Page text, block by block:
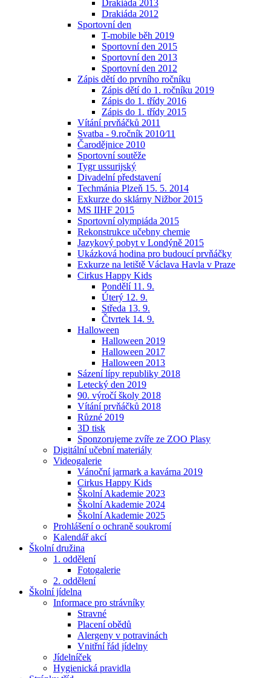
Drakiáda 2013
Drakiáda 2012
Sportovní den
T-mobile běh 2019
Sportovní den 2015
Sportovní den 2013
Sportovní den 2012
Zápis dětí do prvního ročníku
Zápis dětí do 1. ročníku 2019
Zápis do 1. třídy 2016
Zápis do 1. třídy 2015
Vítání prvňáčků 2011
Svatba - 9.ročník 2010⁄11
Čarodějnice 2010
Sportovní soutěže
Tygr ussurijský
Divadelní představení
Techmánia Plzeň 15. 5. 2014
Exkurze do sklárny Nižbor 2015
MS IIHF 2015
Sportovní olympiáda 2015
Rekonstrukce učebny chemie
Jazykový pobyt v Londýně 2015
Ukázková hodina pro budoucí prvňáčky
Exkurze na letiště Václava Havla v Praze
Cirkus Happy Kids
Pondělí 11. 9.
Úterý 12. 9.
Středa 13. 9.
Čtvrtek 14. 9.
Halloween
Halloween 2019
Halloween 2017
Halloween 2013
Sázení lípy republiky 2018
Letecký den 2019
90. výročí školy 2018
Vítání prvňáčků 2018
Různé 2019
3D tisk
Sponzorujeme zvíře ze ZOO Plasy
Digitální učební materiály
Videogalerie
Vánoční jarmark a kavárna 2019
Cirkus Happy Kids
Školní Akademie 2023
Školní Akademie 2024
Školní Akademie 2025
Prohlášení o ochraně soukromí
Kalendář akcí
Školní družina
1. oddělení
Fotogalerie
2. oddělení
Školní jídelna
Informace pro strávníky
Stravné
Placení obědů
Alergeny v potravinách
Vnitřní řád jídelny
Jídelníček
Hygienická pravidla